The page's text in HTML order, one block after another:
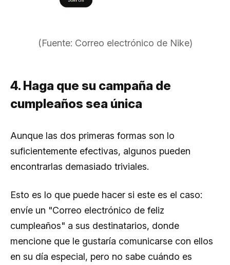
(Fuente: Correo electrónico de Nike)
4. Haga que su campaña de
cumpleaños sea única
Aunque las dos primeras formas son lo
suficientemente efectivas, algunos pueden
encontrarlas demasiado triviales.
Esto es lo que puede hacer si este es el caso:
envíe un "Correo electrónico de feliz
cumpleaños" a sus destinatarios, donde
mencione que le gustaría comunicarse con ellos
en su día especial, pero no sabe cuándo es